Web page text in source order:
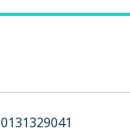
0131329041